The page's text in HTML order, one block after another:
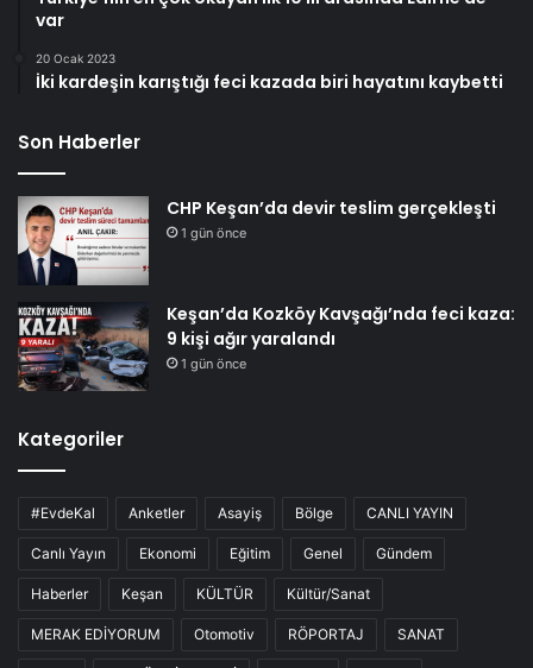
var
20 Ocak 2023
İki kardeşin karıştığı feci kazada biri hayatını kaybetti
Son Haberler
CHP Keşan’da devir teslim gerçekleşti
1 gün önce
Keşan’da Kozköy Kavşağı’nda feci kaza:
9 kişi ağır yaralandı
1 gün önce
Kategoriler
#EvdeKal Anketler Asayiş Bölge CANLI YAYIN
Canlı Yayın Ekonomi Eğitim Genel Gündem
Haberler Keşan KÜLTÜR Kültür/Sanat
MERAK EDİYORUM Otomotiv RÖPORTAJ SANAT